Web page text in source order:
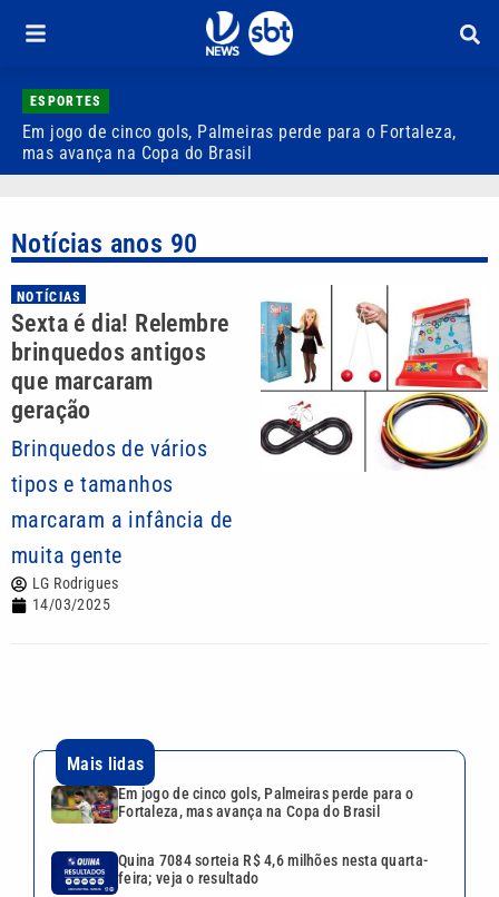
ESPORTES
Em jogo de cinco gols, Palmeiras perde para o Fortaleza,
mas avança na Copa do Brasil
Notícias anos 90
NOTÍCIAS
Sexta é dia! Relembre
brinquedos antigos
que marcaram
geração
Brinquedos de vários
tipos e tamanhos
marcaram a infância de
muita gente
LG Rodrigues
14/03/2025
Mais lidas
Em jogo de cinco gols, Palmeiras perde para o
Fortaleza, mas avança na Copa do Brasil
Quina 7084 sorteia R$ 4,6 milhões nesta quarta-
feira; veja o resultado